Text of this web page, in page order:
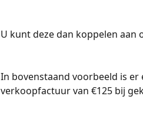
U kunt deze dan koppelen aan
In bovenstaand voorbeeld is er
verkoopfactuur van €125 bij